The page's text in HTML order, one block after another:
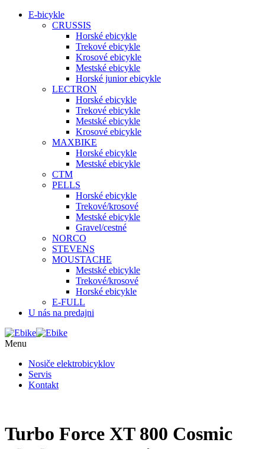
E-bicykle
CRUSSIS
Horské ebicykle
Trekové ebicykle
Krosové ebicykle
Mestské ebicykle
Horské junior ebicykle
LECTRON
Horské ebicykle
Trekové ebicykle
Mestské ebicykle
Krosové ebicykle
MAXBIKE
Horské ebicykle
Mestské ebicykle
CTM
PELLS
Horské ebicykle
Trekové/krosové
Mestské ebicykle
Gravel/cestné
NORCO
STEVENS
MOUSTACHE
Mestské ebicykle
Trekové/krosové
Horské ebicykle
E-FULL
U nás na predajni
Menu
Nosiče elektrobicyklov
Servis
Kontakt
Turbo Force XT 800 Cosmic